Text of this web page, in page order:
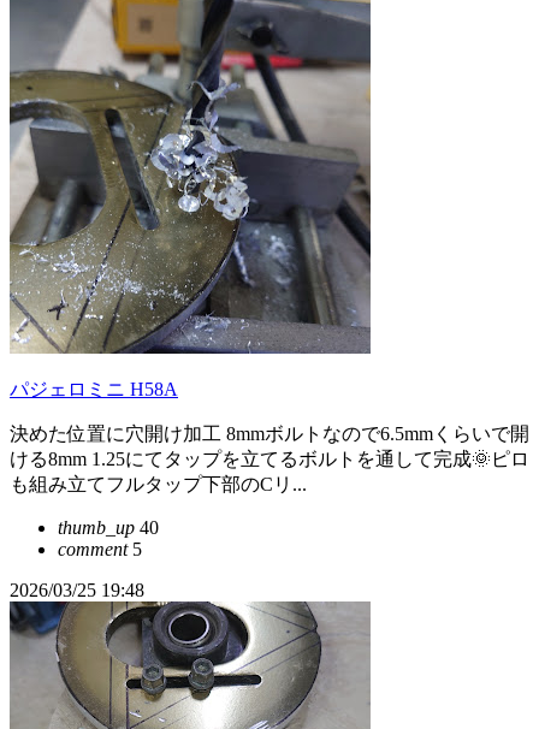
パジェロミニ H58A
決めた位置に穴開け加工 8mmボルトなので6.5mmくらいで開
ける8mm 1.25にてタップを立てるボルトを通して完成🌞ピロ
も組み立てフルタップ下部のCリ...
thumb_up 40
comment5
2026/03/25 19:48